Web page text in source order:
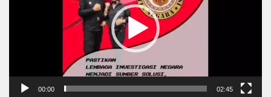
00:00 02:45